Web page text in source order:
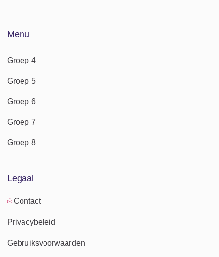
Menu
Groep 4
Groep 5
Groep 6
Groep 7
Groep 8
Legaal
Contact
Privacybeleid
Gebruiksvoorwaarden